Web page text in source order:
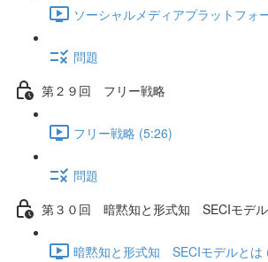
ソーシャルメディアプラットフォ
問題
第２９回 フリー戦略
フリー戦略 (5:26)
問題
第３０回 暗黙知と形式知 SECIモデル
暗黙知と形式知 SECIモデルとは